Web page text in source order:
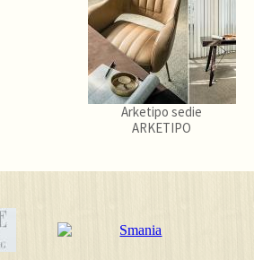
Arketipo sedie
ARKETIPO